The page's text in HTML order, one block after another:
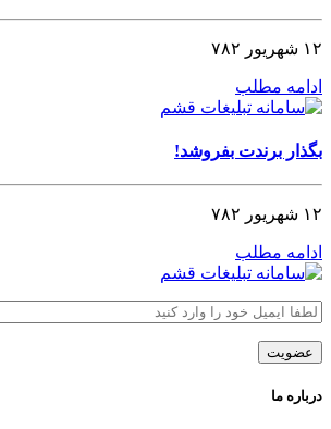
۱۲ شهریور ۷۸۲
ادامه مطلب
بگذار برندت بفروشد!
۱۲ شهریور ۷۸۲
ادامه مطلب
درباره ما